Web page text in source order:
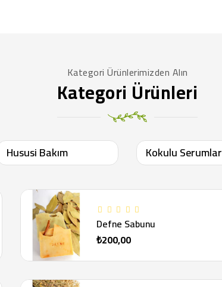
Kategori Ürünlerimizden Alın
Kategori Ürünleri
Hususi Bakım Kokulu Serumlar
Defne Sabunu
₺200,00